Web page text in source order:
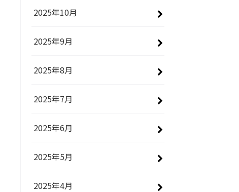
2025年10月
2025年9月
2025年8月
2025年7月
2025年6月
2025年5月
2025年4月